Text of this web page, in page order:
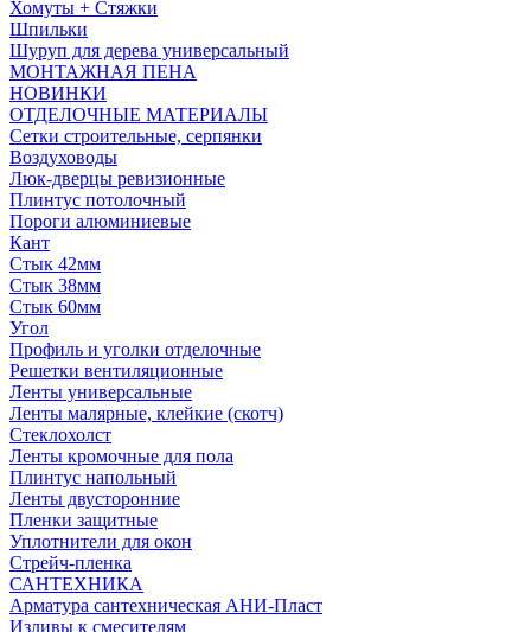
Хомуты + Стяжки
Шпильки
Шуруп для дерева универсальный
МОНТАЖНАЯ ПЕНА
НОВИНКИ
ОТДЕЛОЧНЫЕ МАТЕРИАЛЫ
Сетки строительные, серпянки
Воздуховоды
Люк-дверцы ревизионные
Плинтус потолочный
Пороги алюминиевые
Кант
Стык 42мм
Стык 38мм
Стык 60мм
Угол
Профиль и уголки отделочные
Решетки вентиляционные
Ленты универсальные
Ленты малярные, клейкие (скотч)
Стеклохолст
Ленты кромочные для пола
Плинтус напольный
Ленты двусторонние
Пленки защитные
Уплотнители для окон
Стрейч-пленка
САНТЕХНИКА
Арматура сантехническая АНИ-Пласт
Изливы к смесителям